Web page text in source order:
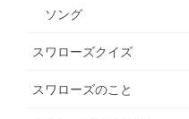
ソング
スワローズクイズ
スワローズのこと